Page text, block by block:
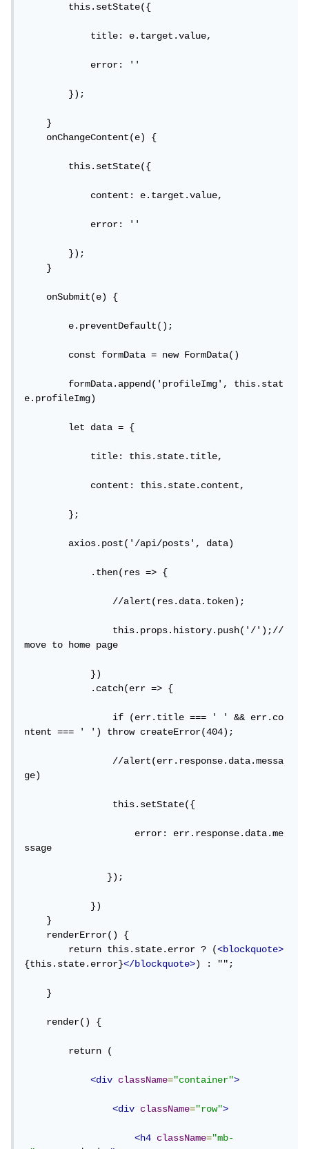
this.setState({
title: e.target.value,
error: ''
});
}
onChangeContent(e) {
this.setState({
content: e.target.value,
error: ''
});
}
onSubmit(e) {
e.preventDefault();
const formData = new FormData()
formData.append('profileImg', this.stat
e.profileImg)
let data = {
title: this.state.title,
content: this.state.content,
};
axios.post('/api/posts', data)
.then(res => {
//alert(res.data.token);
this.props.history.push('/');//
move to home page
})
.catch(err => {
if (err.title === ' ' && err.co
ntent === ' ') throw createError(404);
//alert(err.response.data.messa
ge)
this.setState({
error: err.response.data.me
ssage
});
})
}
renderError() {
return this.state.error ? (<blockquote>
{this.state.error}</blockquote>) : "";
}
render() {
return (
<div className="container">
<div className="row">
<h4 className="mb-